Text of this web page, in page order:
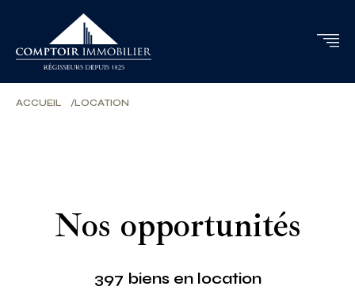
ACCUEIL LOCATION
Nos opportunités
397 biens en location